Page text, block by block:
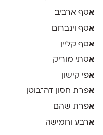
אסף ארביב
אסף וינברום
אסף קליין
אסתי מוריק
אפי קישון
אפרת חסון דה־בוטן
אפרת שהם
ארבע וחמישה